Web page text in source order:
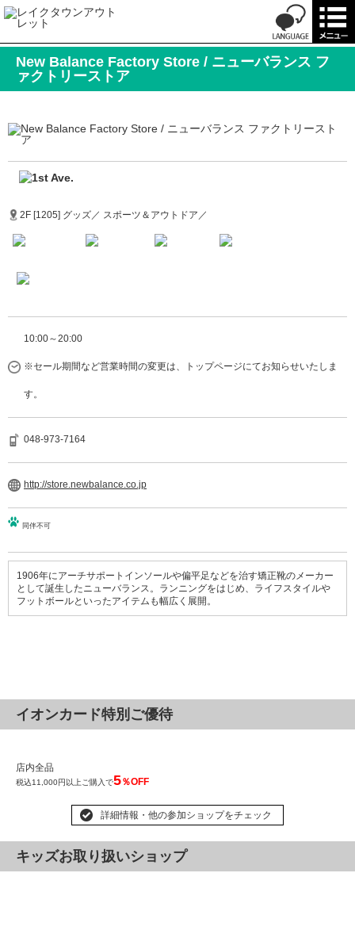
New Balance Factory Store / ニューバランス フ
ァクトリーストア
2F [1205] グッズ／ スポーツ＆アウトドア／
10:00～20:00
※セール期間など営業時間の変更は、トップページにてお知らせいたしま
す。
048-973-7164
http://store.newbalance.co.jp
同伴不可
1906年にアーチサポートインソールや偏平足などを治す矯正靴のメーカー
として誕生したニューバランス。ランニングをはじめ、ライフスタイルや
フットボールといったアイテムも幅広く展開。
イオンカード特別ご優待
店内全品
税込11,000円以上ご購入で5％OFF
詳細情報・他の参加ショップをチェック
キッズお取り扱いショップ